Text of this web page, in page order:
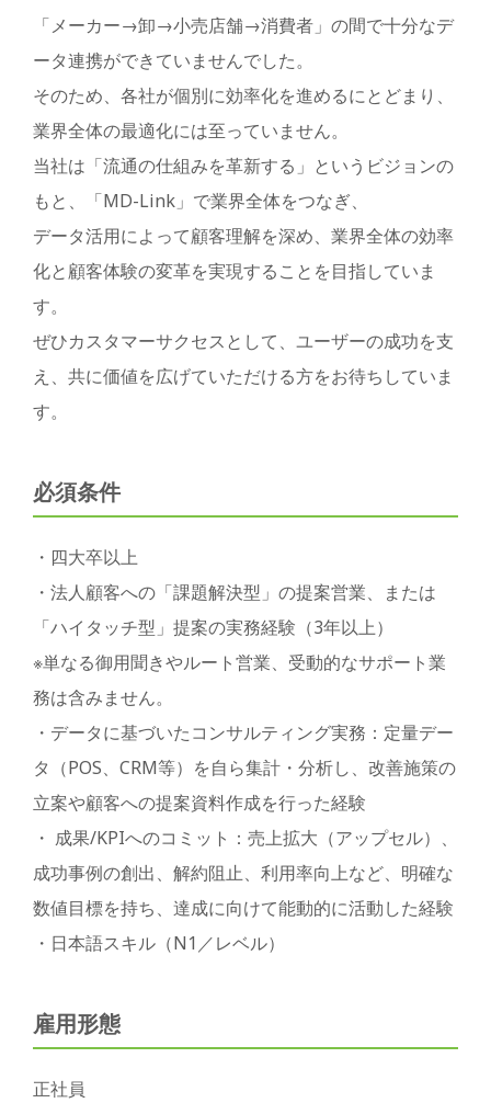
「メーカー→卸→小売店舗→消費者」の間で十分なデ
ータ連携ができていませんでした。
そのため、各社が個別に効率化を進めるにとどまり、
業界全体の最適化には至っていません。
当社は「流通の仕組みを革新する」というビジョンの
もと、「MD-Link」で業界全体をつなぎ、
データ活用によって顧客理解を深め、業界全体の効率
化と顧客体験の変革を実現することを目指していま
す。
ぜひカスタマーサクセスとして、ユーザーの成功を支
え、共に価値を広げていただける方をお待ちしていま
す。
必須条件
・四大卒以上
・法人顧客への「課題解決型」の提案営業、または
「ハイタッチ型」提案の実務経験（3年以上）
※単なる御用聞きやルート営業、受動的なサポート業
務は含みません。
・データに基づいたコンサルティング実務：定量デー
タ（POS、CRM等）を自ら集計・分析し、改善施策の
立案や顧客への提案資料作成を行った経験
・ 成果/KPIへのコミット：売上拡大（アップセル）、
成功事例の創出、解約阻止、利用率向上など、明確な
数値目標を持ち、達成に向けて能動的に活動した経験
・日本語スキル（N1／レベル）
雇用形態
正社員